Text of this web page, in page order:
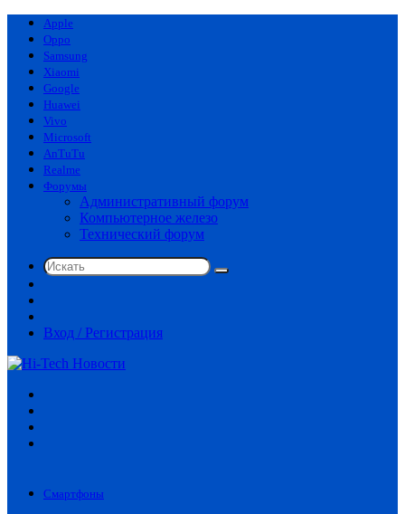
Apple
Oppo
Samsung
Xiaomi
Google
Huawei
Vivo
Microsoft
AnTuTu
Realme
Форумы
Административный форум
Компьютерное железо
Технический форум
Искать
статья
Вход / Регистрация
Смартфоны